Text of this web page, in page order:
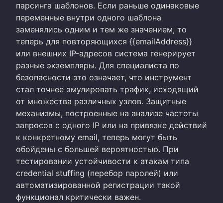
парсинга шаблонов. Если раньше одинаковые
переменные внутри одного шаблона
заменялись одним и тем же значением, то
теперь для повторяющихся {{emailAddress}}
или внешних IP-адресов система генерирует
разные экземпляры. Для специалиста по
безопасности это означает, что инструмент
стал точнее эмулировать трафик, исходящий
от множества различных узлов. Защитные
механизмы, построенные на анализе частоты
запросов с одного IP или на привязке действий
к конкретному email, теперь могут быть
обойдены с большей вероятностью. При
тестировании устойчивости к атакам типа
credential stuffing (перебор паролей) или
автоматизированной регистрации такой
функционал критически важен.